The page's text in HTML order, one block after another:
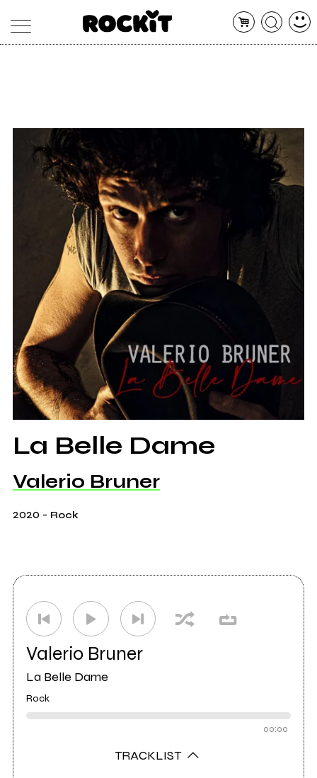
CONCERTI
SHOP
RADIO
La Belle Dame
Valerio Bruner
2020- Rock
Valerio Bruner
La Belle Dame
Rock
00:00
TRACKLIST